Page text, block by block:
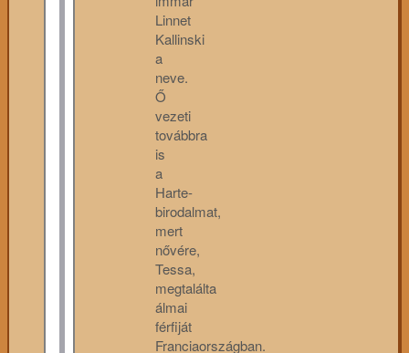
Linnet
Kallinski
a
neve.
Ő
vezeti
továbbra
is
a
Harte-
birodalmat,
mert
nővére,
Tessa,
megtalálta
álmai
férfiját
Franciaországban.